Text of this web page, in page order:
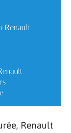
Renault
Renault